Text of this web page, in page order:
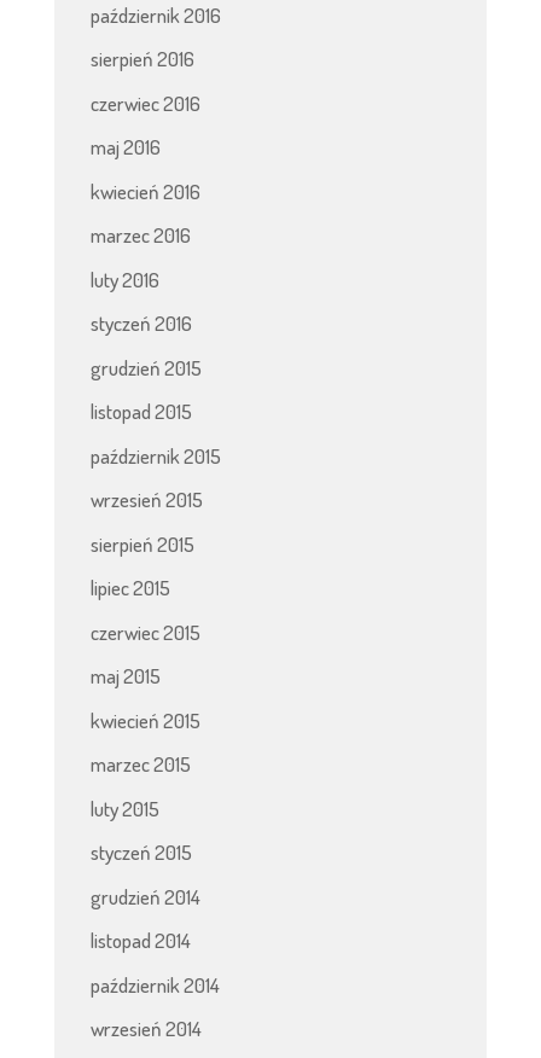
październik 2016
sierpień 2016
czerwiec 2016
maj 2016
kwiecień 2016
marzec 2016
luty 2016
styczeń 2016
grudzień 2015
listopad 2015
październik 2015
wrzesień 2015
sierpień 2015
lipiec 2015
czerwiec 2015
maj 2015
kwiecień 2015
marzec 2015
luty 2015
styczeń 2015
grudzień 2014
listopad 2014
październik 2014
wrzesień 2014